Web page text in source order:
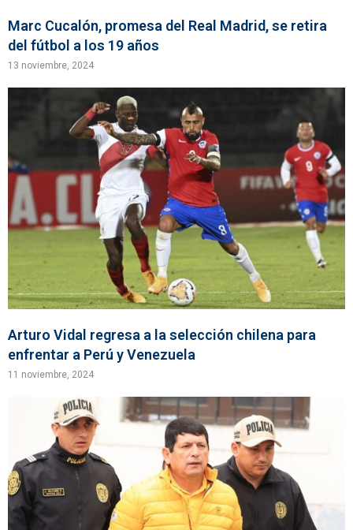
Marc Cucalón, promesa del Real Madrid, se retira
del fútbol a los 19 años
13 noviembre, 2024
Arturo Vidal regresa a la selección chilena para
enfrentar a Perú y Venezuela
11 noviembre, 2024